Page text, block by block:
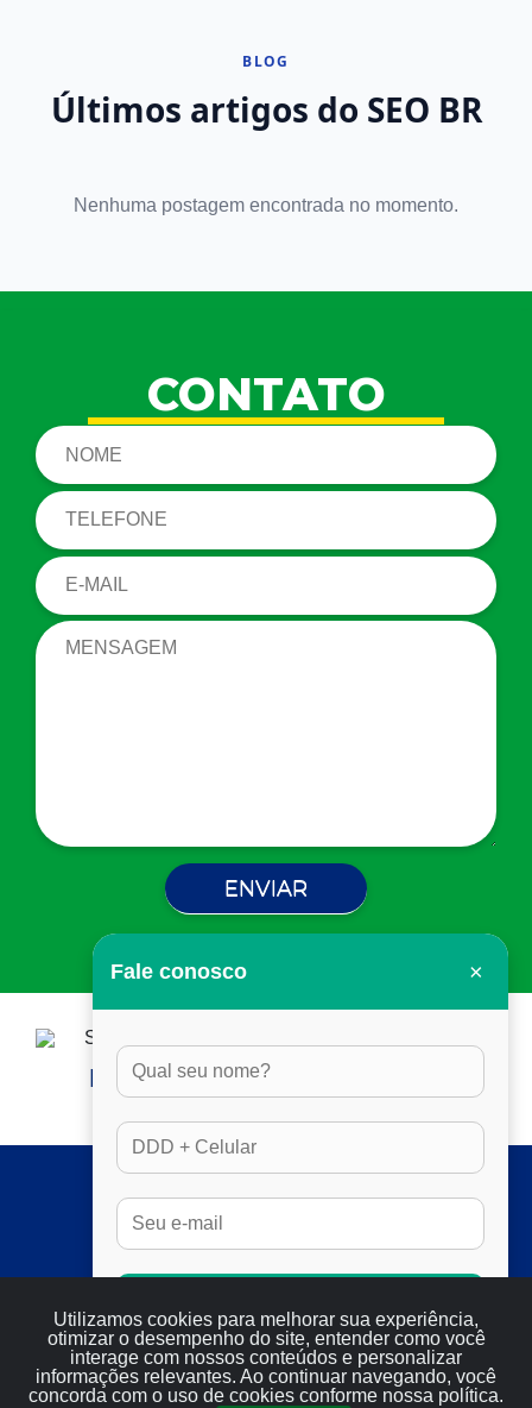
BLOG
Últimos artigos do SEO BR
Nenhuma postagem encontrada no momento.
CONTATO
Utilizamos cookies para melhorar sua experiência,
otimizar o desempenho do site, entender como você
interage com nossos conteúdos e personalizar
informações relevantes. Ao continuar navegando, você
concorda com o uso de cookies conforme nossa política.
HORÁRIO DE ATENDIMENTO:
DAS 8H ÀS 17H30, EM DIAS ÚTEIS
SERVIÇOS
FULL SEO
BLOG
CONTATO
Fale conosco ×